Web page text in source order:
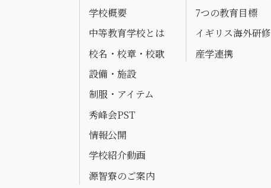
学校概要
中等教育学校とは
校名・校章・校歌
設備・施設
制服・アイテム
秀峰会PST
情報公開
学校紹介動画
源智寮のご案内
7つの教育目標
イギリス海外研修
産学連携